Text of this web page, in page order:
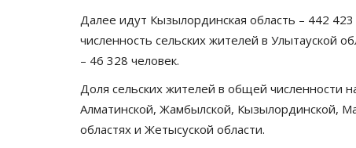
Далее идут Кызылординская область – 442
численность сельских жителей в Улытауской
– 46 328 человек.
Доля сельских жителей в общей численности
Алматинской, Жамбылской, Кызылординской,
областях и Жетысуской области.